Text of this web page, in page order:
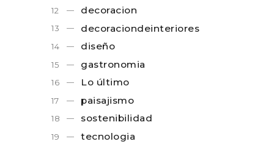
decoracion
decoraciondeinteriores
diseño
gastronomia
Lo último
paisajismo
sostenibilidad
tecnologia